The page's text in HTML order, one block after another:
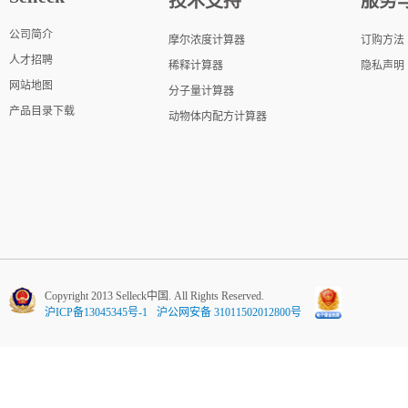
公司简介
人才招聘
网站地图
产品目录下载
摩尔浓度计算器
稀释计算器
分子量计算器
动物体内配方计算器
订购方法
隐私声明
Copyright 2013 Selleck中国. All Rights Reserved.
沪ICP备13045345号-1
沪公网安备 31011502012800号